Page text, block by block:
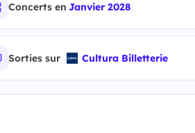
Concerts enJanvier 2028
Sorties sur Cultura Billetterie